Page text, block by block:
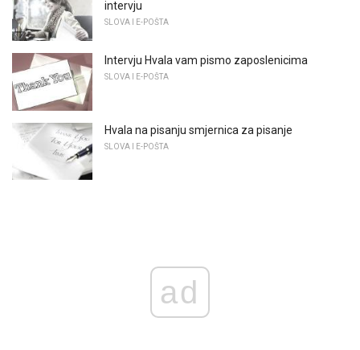
intervju
SLOVA I E-POŠTA
Intervju Hvala vam pismo zaposlenicima
SLOVA I E-POŠTA
Hvala na pisanju smjernica za pisanje
SLOVA I E-POŠTA
ad